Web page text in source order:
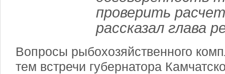
проверить
рассказал глава
Вопросы рыбохозяйственного
тем встречи губернатора